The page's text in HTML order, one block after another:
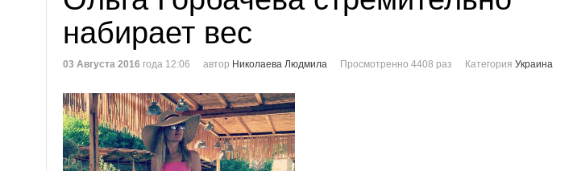
набирает вес
03 Августа 2016 года 12:06 автор Николаева Людмила Просмотренно 4408 раз Категория Украина